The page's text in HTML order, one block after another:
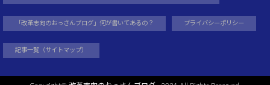
「改革志向のおっさんブログ」何が書いてあるの？ プライバシーポリシー
記事一覧（サイトマップ）